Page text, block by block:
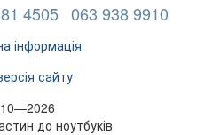
4505 063 938 9910
інформація
сайту
до ноутбуків